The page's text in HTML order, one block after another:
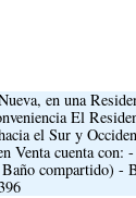
en una
El
el Sur y
Venta cuenta
compartido)